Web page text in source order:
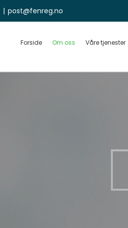
| post@fenreg.no
Forside Om oss Våre tjenester